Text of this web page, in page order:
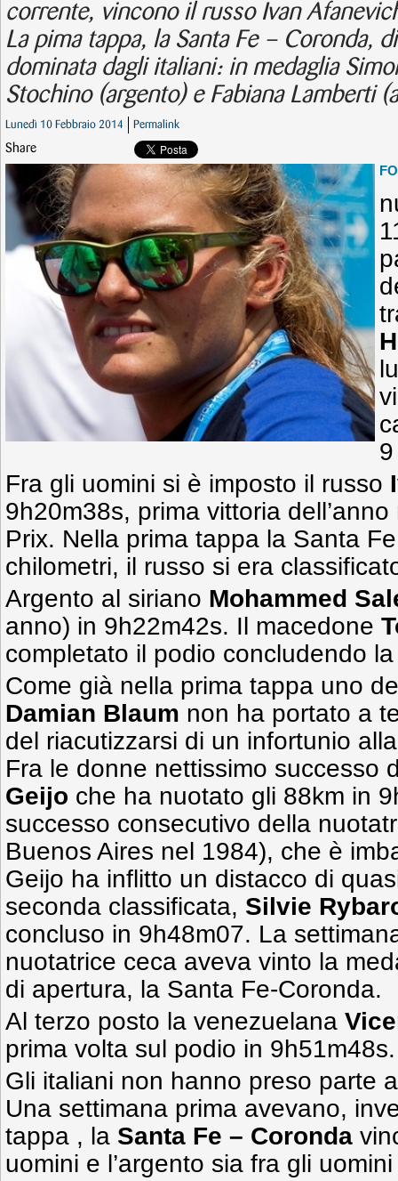
corrente, vincono il russo Ivan
La pima tappa, la Santa Fe – Coronda,
dominata dagli italiani: in medaglia
Stochino (argento) e Fabiana Lamberti
Lunedì 10 Febbraio 2014 Permalink
Share
Fra gli uomini si è imposto il russo
9h20m38s, prima vittoria
Prix. Nella prima tappa la Santa
chilometri, il russo si era
Argento al siriano Mohammed
anno) in 9h22m42s. Il macedone
completato il podio concludendo
Come già nella prima tappa uno
Damian Blaum non ha portato a
del riacutizzarsi di un infortunio
Fra le donne nettissimo successo
Geijo che ha nuotato gli 88km in
successo consecutivo della
Buenos Aires nel 1984), che è
Geijo ha inflitto un distacco di
seconda classificata, Silvie
concluso in 9h48m07. La
nuotatrice ceca aveva vinto la
di apertura, la Santa Fe-Coronda.
Al terzo posto la venezuelana
prima volta sul podio in 9h51m48s.
Gli italiani non hanno preso parte
Una settimana prima avevano,
tappa , la Santa Fe – Coronda
uomini e l’argento sia fra gli